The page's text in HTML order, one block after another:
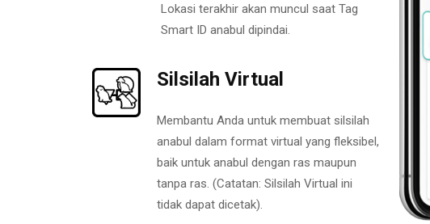
Lokasi terakhir akan muncul saat Tag
Smart ID anabul dipindai.
Silsilah Virtual
Membantu Anda untuk membuat silsilah
anabul dalam format virtual yang fleksibel,
baik untuk anabul dengan ras maupun
tanpa ras. (Catatan: Silsilah Virtual ini
tidak dapat dicetak).